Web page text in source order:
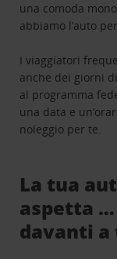
una comoda
abbiamo l’auto
I viaggiatori
anche dei giorni
al programma
una data e
noleggio per te.
La tua
aspetta
davanti a